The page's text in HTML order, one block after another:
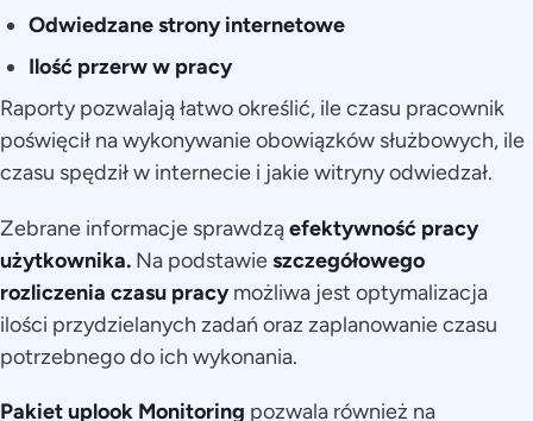
Odwiedzane strony internetowe
Ilość przerw w pracy
Raporty pozwalają łatwo określić, ile czasu pracownik
poświęcił na wykonywanie obowiązków służbowych, ile
czasu spędził w internecie i jakie witryny odwiedzał.
Zebrane informacje sprawdząefektywność pracy
użytkownika. Na podstawieszczegółowego
rozliczenia czasu pracy możliwa jest optymalizacja
ilości przydzielanych zadań oraz zaplanowanie czasu
potrzebnego do ich wykonania.
Pakiet uplook Monitoring pozwala również na